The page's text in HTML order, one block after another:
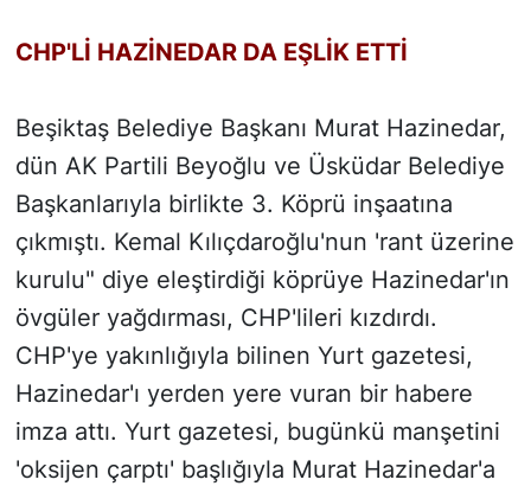
CHP'Lİ HAZİNEDAR DA EŞLİK ETTİ
Beşiktaş Belediye Başkanı Murat Hazinedar,
dün AK Partili Beyoğlu ve Üsküdar Belediye
Başkanlarıyla birlikte 3. Köprü inşaatına
çıkmıştı. Kemal Kılıçdaroğlu'nun 'rant üzerine
kurulu" diye eleştirdiği köprüye Hazinedar'ın
övgüler yağdırması, CHP'lileri kızdırdı.
CHP'ye yakınlığıyla bilinen Yurt gazetesi,
Hazinedar'ı yerden yere vuran bir habere
imza attı. Yurt gazetesi, bugünkü manşetini
'oksijen çarptı' başlığıyla Murat Hazinedar'a
TEKNOLOJİ
TÜRKİYE VE DÜNYA GÜNDEMİ
VİDEO GALERİ
YAŞAM